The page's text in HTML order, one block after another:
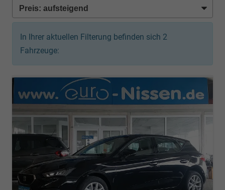
In Ihrer aktuellen Filterung befinden sich 2
Fahrzeuge: